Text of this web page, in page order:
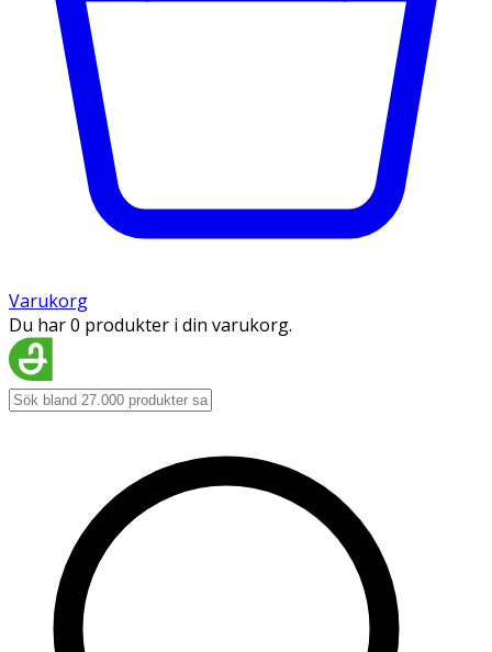
Varukorg
Du har 0 produkter i din varukorg.